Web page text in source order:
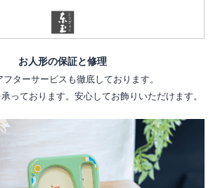
お人形の保証と修理
フターサービスも徹底しております。
っております。安心してお飾りいただけます。